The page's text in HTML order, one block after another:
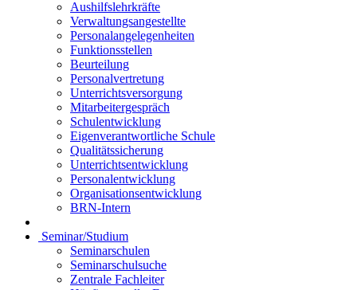
Aushilfslehrkräfte
Verwaltungsangestellte
Personalangelegenheiten
Funktionsstellen
Beurteilung
Personalvertretung
Unterrichtsversorgung
Mitarbeitergespräch
Schulentwicklung
Eigenverantwortliche Schule
Qualitätssicherung
Unterrichtsentwicklung
Personalentwicklung
Organisationsentwicklung
BRN-Intern
Seminar/Studium
Seminarschulen
Seminarschulsuche
Zentrale Fachleiter